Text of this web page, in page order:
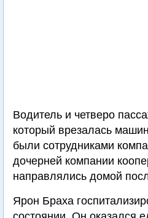
Водитель и четверо
который врезалась
были сотрудниками
дочерней компании
направлялись домой
Ярон Браха